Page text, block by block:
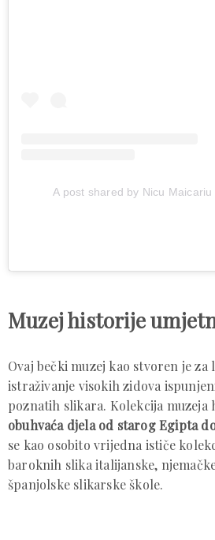
A post shared by Nicu
Muzej historije
Ovaj bečki muzej kao stvoren je
istraživanje visokih zidova
poznatih slikara. Kolekcija
obuhvaća djela od starog Egipta
se kao osobito vrijedna ističe
baroknih slika italijanske,
španjolske slikarske škole.